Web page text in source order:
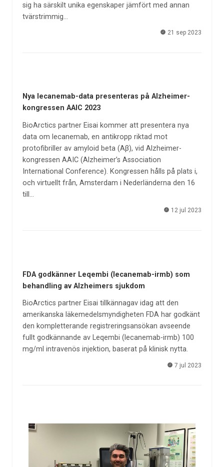
sig ha särskilt unika egenskaper jämfört med annan
tvärstrimmig…
21 sep 2023
Nya lecanemab-data presenteras på Alzheimer-
kongressen AAIC 2023
BioArctics partner Eisai kommer att presentera nya
data om lecanemab, en antikropp riktad mot
protofibriller av amyloid beta (Aβ), vid Alzheimer-
kongressen AAIC (Alzheimer’s Association
International Conference). Kongressen hålls på plats i,
och virtuellt från, Amsterdam i Nederländerna den 16
till…
12 jul 2023
FDA godkänner Leqembi (lecanemab-irmb) som
behandling av Alzheimers sjukdom
BioArctics partner Eisai tillkännagav idag att den
amerikanska läkemedelsmyndigheten FDA har godkänt
den kompletterande registreringsansökan avseende
fullt godkännande av Leqembi (lecanemab-irmb) 100
mg/ml intravenös injektion, baserat på klinisk nytta.
7 jul 2023